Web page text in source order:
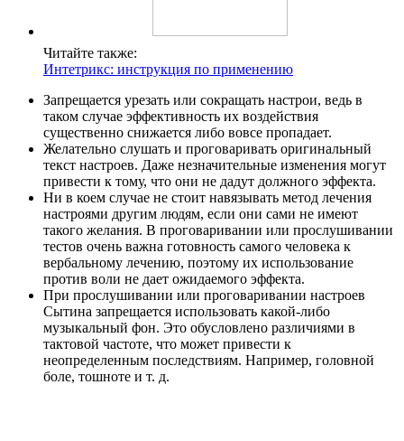
Читайте также:
Интетрикс: инструкция по применению
Запрещается урезать или сокращать настрои, ведь в
таком случае эффективность их воздействия
существенно снижается либо вовсе пропадает.
Желательно слушать и проговаривать оригинальный
текст настроев. Даже незначительные изменения могут
привести к тому, что они не дадут должного эффекта.
Ни в коем случае не стоит навязывать метод лечения
настроями другим людям, если они сами не имеют
такого желания. В проговаривании или прослушивании
тестов очень важна готовность самого человека к
вербальному лечению, поэтому их использование
против воли не дает ожидаемого эффекта.
При прослушивании или проговаривании настроев
Сытина запрещается использовать какой-либо
музыкальный фон. Это обусловлено различиями в
тактовой частоте, что может привести к
неопределенным последствиям. Например, головной
боле, тошноте и т. д.